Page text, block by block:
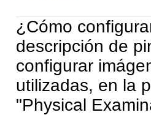
¿Cómo
descripción de
configurar
utilizadas, en la
"Physical